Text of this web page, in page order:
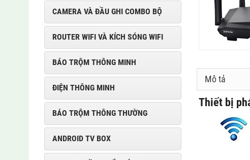
Mô tả
Thiết bị
CAMERA VÀ ĐẦU GHI COMBO BỘ
ROUTER WIFI VÀ KÍCH SÓNG WIFI
BÁO TRỘM THÔNG MINH
ĐIỆN THÔNG MINH
BÁO TRỘM THÔNG THƯỜNG
ANDROID TV BOX